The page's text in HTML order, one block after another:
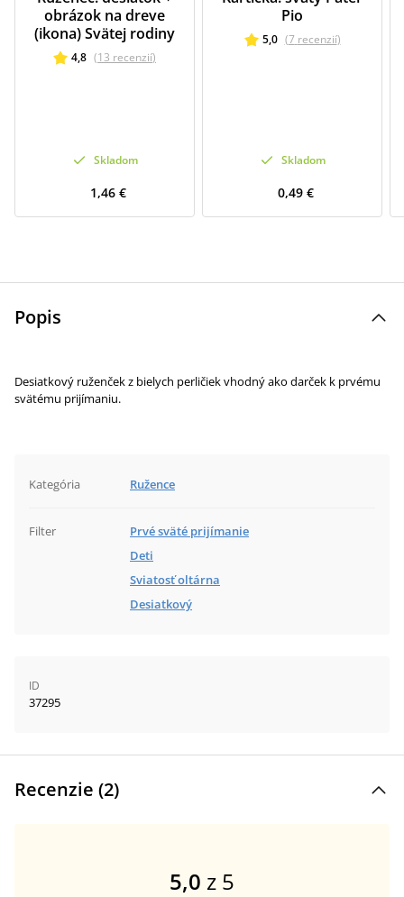
obrázok na dreve
(ikona) Svätej rodiny
4,8 (13 recenzií)
Skladom
1,46 €
Pio
5,0 (7 recenzií)
Skladom
0,49 €
Popis
Desiatkový ruženček z bielych perličiek vhodný ako darček k prvému
svätému prijímaniu.
Kategória Ružence
Filter
Prvé sväté prijímanie
Deti
Sviatosť oltárna
Desiatkový
ID
37295
Recenzie (2)
5,0 z 5